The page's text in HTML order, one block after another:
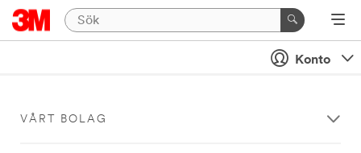
Konto
VÅRT BOLAG